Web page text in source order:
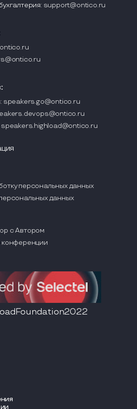
support@ontico.ru
speakers.go@ontico.ru
speakers.highload@ontico.ru
персональных данных
данных
с Автором
конференции